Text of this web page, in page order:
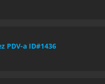
PDV-a ID#1436